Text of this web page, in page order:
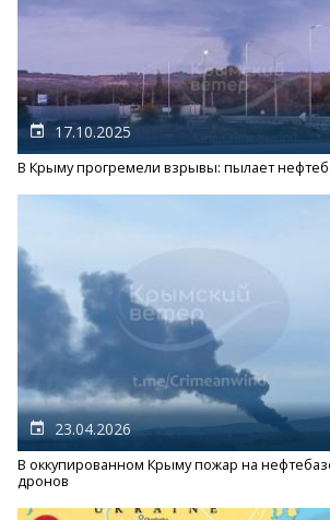
17.10.2025
В Крыму прогремели взрывы: пылает
23.04.2026
В оккупированном Крыму пожар на
дронов